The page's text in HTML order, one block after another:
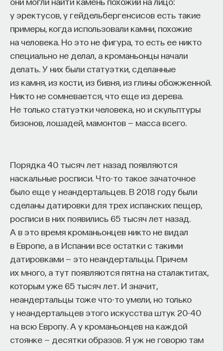
у эректусов, у гейдельбергенсисов есть такие
примеры, когда использовали камни, похожие
на человека. Но это не фигура, то есть ее никто
специально не делал, а кроманьонцы начали
делать. У них были статуэтки, сделанные
из камня, из кости, из бивня, из глины обожженной.
Никто не сомневается, что еще из дерева.
Не только статуэтки человека, но и скульптуры
бизонов, лошадей, мамонтов — масса всего.
Порядка 40 тысяч лет назад появляются
наскальные росписи. Что-то такое зачаточное
было еще у неандертальцев. В 2018 году были
сделаны датировки для трех испанских пещер,
росписи в них появились 65 тысяч лет назад.
А в это время кроманьонцев никто не видал
в Европе, а в Испании все остатки с такими
датировками — это неандертальцы. Причем
их много, а тут появляются пятна на сталактитах,
которым уже 65 тысяч лет. И значит,
неандертальцы тоже что-то умели, но только
у неандертальцев этого искусства штук 20-40
на всю Европу. А у кроманьонцев на каждой
стоянке — десятки образов. Я уж не говорю там
с двумя основными темами театра золотого
века — это темы любви и чести. Написанные
на рубеже веков, пьесы Лопе де Веги в равной
пропорции сочетают в себе ренессансную
целостность и барочную парадоксальность
и искусственность.
Любовь у Лопе действительно невероятно
целостное, гармоничное, возвышенное чувство,
которое практически скрепляет весь его
очень разными и прихотливыми. Здесь может
быть хитрость, ловкие трюки, как, например,
в замечательной «Дурочке» или «Валенсианской
в котором завлекает в свои сети ничего
не подозревающего возлюбленного. Это может
быть откровенный обман, как в «Собаке на сене».
Поэтому так часто в пьесах Лопе, невзирая на все
маскарада, игры, розыгрыша, обмана, которые
с его идеей театральности жизни, с идеей
призрачности человеческого бытия, идеей
неразличения границ реальности и вымысла,